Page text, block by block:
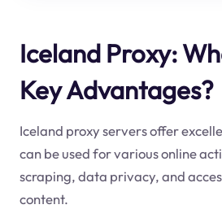
Iceland Proxy:
Key Advantages?
Iceland proxy servers offer
can be used for various online
scraping, data privacy, and
content.